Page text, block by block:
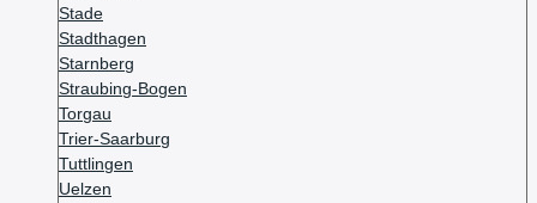
Stade
Stadthagen
Starnberg
Straubing-Bogen
Torgau
Trier-Saarburg
Tuttlingen
Uelzen